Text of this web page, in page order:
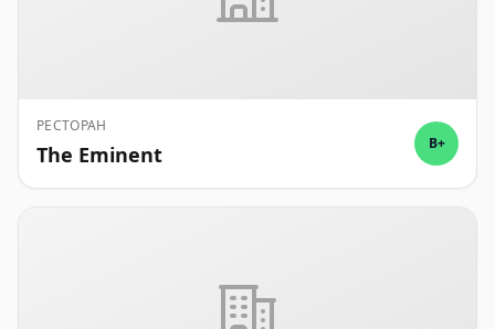
РЕСТОРАН
The Eminent B+